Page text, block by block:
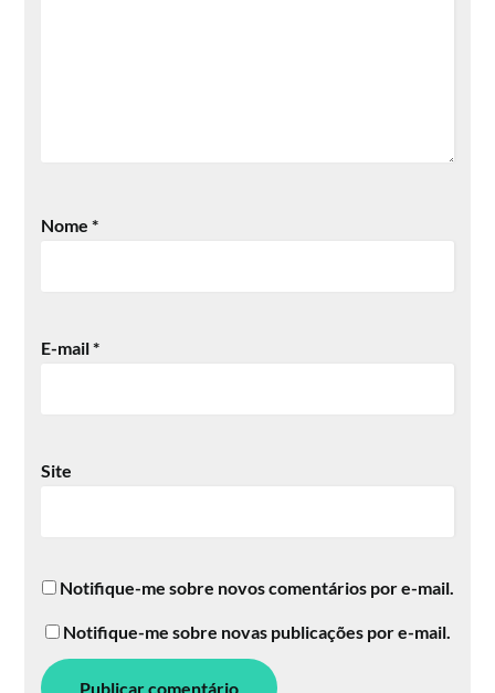
Nome*
E-mail*
Site
Notifique-me sobre novos comentários por e-mail.
Notifique-me sobre novas publicações por e-mail.